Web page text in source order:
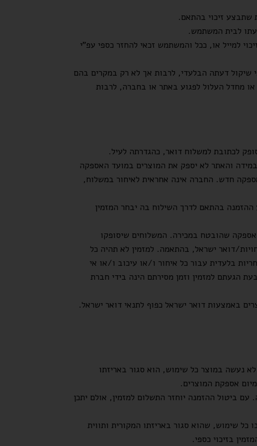
זיכוי בהתאם.
לבית המשתמש.
למייל או, ככל והמשתמש זכאי להחזר כספי עפ”י
דעתה הבלעדי, לרבות אך לא רק במקרים בהם
מחדל העלול לפגוע באתר או בחברה, לרבות
לכתובת למשלוח דואר, כהגדרתה לעיל.
והאתר לא יספק את המוצרים במועד האספקה
חדש. החברה אינה אחראית לאיחור במשלוח,
ההזמנה בהתאם לדרך השילוח בה יבחר המזמין
שהובטח במכירה. המשלוחים שיסופקו
דואר ישראל, בהתאמה. למזמין לא תהיה כל
בלעדית עבור כל איחור ו/או עיכוב ו/או אי
הגעתם למזמין וזמן מסירתם הינה בידי חברת
ימים מיום אספקת הסחורה כל עוד לא נעשה במוצר כל שימוש, הוא סגור באריזתו
וזאת בתוך 48 שעות ממועד ביצוע ההזמנה. עם ביטול ההזמנה יוחזר התשלום למזמין, אולם יתכן
שימוש, שהוא סגור באריזתו המקורית ותווית
בזיכוי כספי.